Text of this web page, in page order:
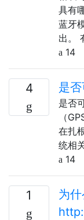
具有
蓝牙
出。
14
4 是
是否
（
在扎
统相
14
1
为